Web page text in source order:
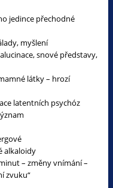
jedince přechodné
myšlení
snové představy,
látky – hrozí
latentních psychóz
alkaloidy
– změny vnímání –
zvuku“